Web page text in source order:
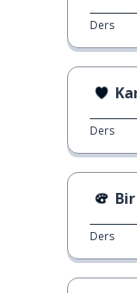
Ders
Ders
Ders